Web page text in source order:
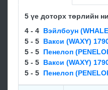
5 үе доторх төрлийн
4 - 4 Вэйлбоун
5 - 5 Вакси (WAXY)
5 - 5 Пенелоп
5 - 5 Вакси (WAXY)
5 - 5 Пенелоп